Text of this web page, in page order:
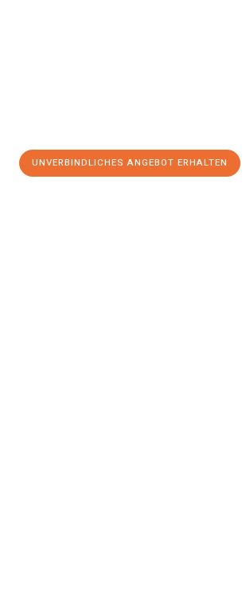
UNVERBINDLICHES ANGEBOT ERHALTEN